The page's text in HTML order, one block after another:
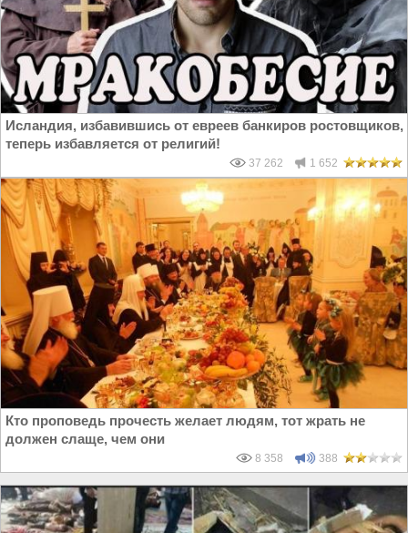
Исландия, избавившись от евреев банкиров ростовщиков,
теперь избавляется от религий!
37 262 1 652
Кто проповедь прочесть желает людям, тот жрать не
должен слаще, чем они
8 358 388